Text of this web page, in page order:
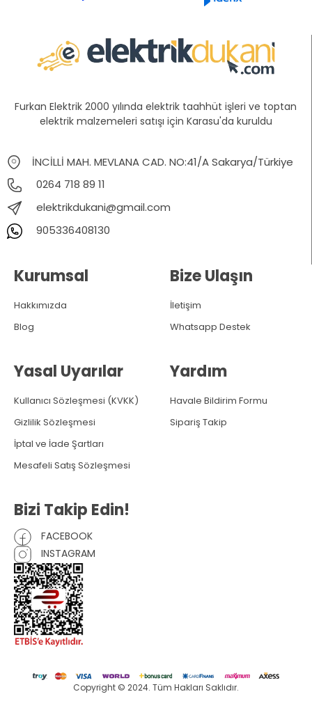
Furkan Elektrik 2000 yılında elektrik taahhüt işleri ve toptan
elektrik malzemeleri satışı için Karasu'da kuruldu
İNCİLLİ MAH. MEVLANA CAD. NO:41/A Sakarya/Türkiye
0264 718 89 11
elektrikdukani@gmail.com
905336408130
Kurumsal
Hakkımızda
Blog
Yasal Uyarılar
Kullanıcı Sözleşmesi (KVKK)
Gizlilik Sözleşmesi
İptal ve İade Şartları
Mesafeli Satış Sözleşmesi
Bize Ulaşın
İletişim
Whatsapp Destek
Yardım
Havale Bildirim Formu
Sipariş Takip
Bizi Takip Edin!
FACEBOOK
INSTAGRAM
Copyright © 2024. Tüm Hakları Saklıdır.